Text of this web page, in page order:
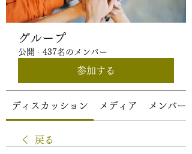
グループ
公開 · 437名のメンバー
参加する
ディスカッション メディア メンバー
戻る